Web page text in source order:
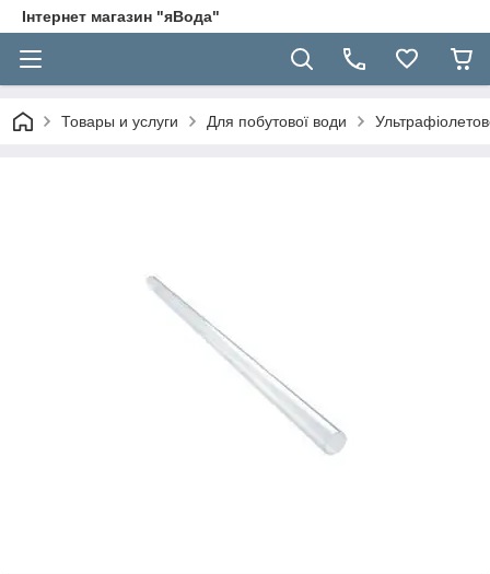
Інтернет магазин "яВода"
Товары и услуги Для побутової води